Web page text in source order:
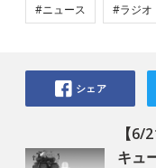
#ニュース #ラジオ
【6/
キュ
シェア